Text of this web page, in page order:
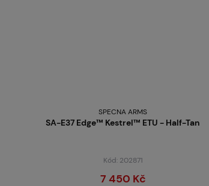
SPECNA ARMS
SA-E37 Edge™ Kestrel™ ETU - Half-Tan
Kód: 202871
7 450 Kč